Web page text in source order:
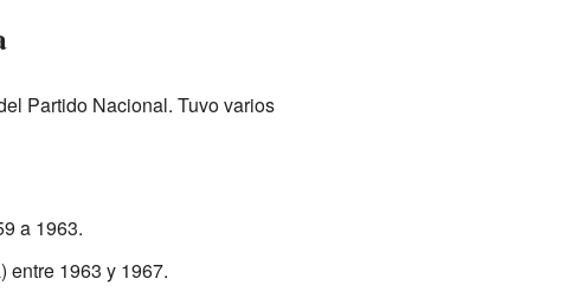
Partido Nacional. Tuvo varios
a 1963.
entre 1963 y 1967.